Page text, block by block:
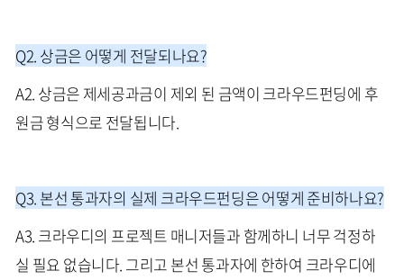
Q2. 상금은 어떻게 전달되나요?
A2. 상금은 제세공과금이 제외 된 금액이 크라우드펀딩에 후
원금 형식으로 전달됩니다.
Q3. 본선 통과자의 실제 크라우드펀딩은 어떻게 준비하나요?
A3. 크라우디의 프로젝트 매니저들과 함께하니 너무 걱정하
실 필요 없습니다. 그리고 본선 통과자에 한하여 크라우디에